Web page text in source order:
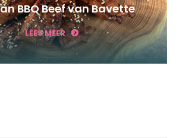
BBQ Beef van Bavette
LEES MEER